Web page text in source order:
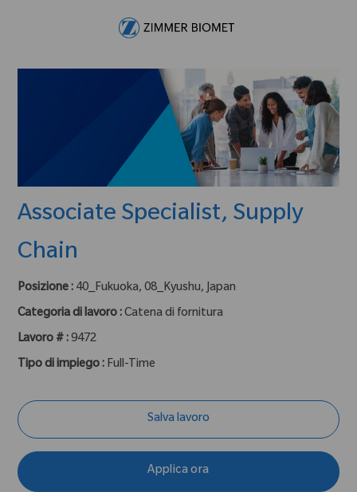
Associate Specialist, Supply
Chain
Posizione : 40_Fukuoka, 08_Kyushu, Japan
Categoria di lavoro : Catena di fornitura
Lavoro # :9472
Tipo di impiego : Full-Time
Salva lavoro
Applica ora